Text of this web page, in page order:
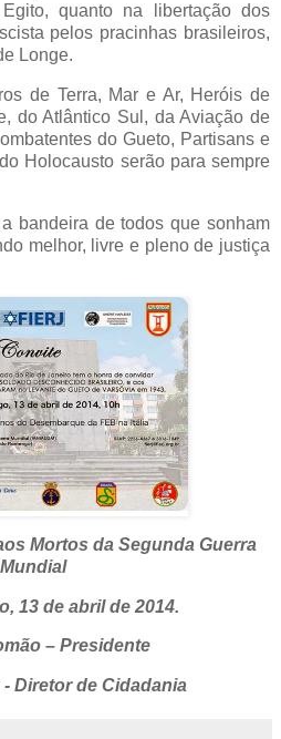
quanto na libertação dos
pelos pracinhas brasileiros,
Longe.
de Terra, Mar e Ar, Heróis de
do Atlântico Sul, da Aviação de
do Gueto, Partisans e
Holocausto serão para sempre
bandeira de todos que sonham
melhor, livre e pleno de justiça
Mortos da Segunda Guerra
Mundial
13 de abril de 2014.
– Presidente
Diretor de Cidadania